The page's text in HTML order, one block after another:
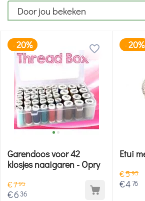
Door jou bekeken
-20%
Garendoos voor 42
klosjes naaigaren - Opry
€795
€6 36
-20%
Etui
€595
€476